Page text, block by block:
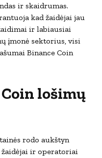
ir skaidrumas.
kad žaidėjai jau
ir labiausiai
įmonė sektorius, visi
Binance Coin
lošimų
rodo aukštyn
ir operatoriai